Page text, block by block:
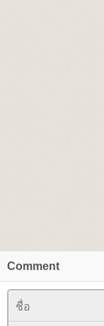
Comment